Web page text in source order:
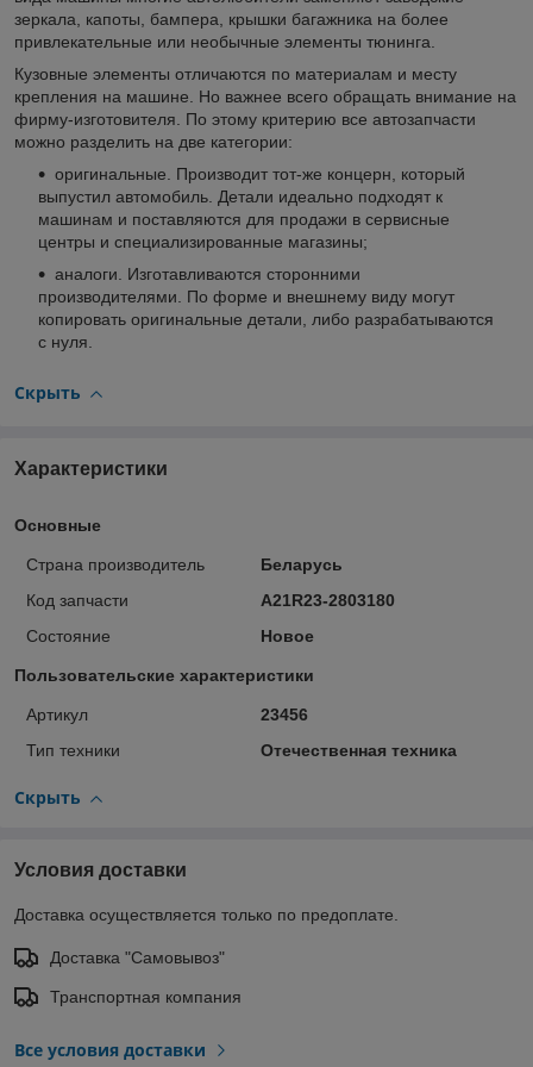
зеркала, капоты, бампера, крышки багажника на более
привлекательные или необычные элементы тюнинга.
Кузовные элементы отличаются по материалам и месту
крепления на машине. Но важнее всего обращать внимание на
фирму-изготовителя. По этому критерию все автозапчасти
можно разделить на две категории:
оригинальные. Производит тот-же концерн, который
выпустил автомобиль. Детали идеально подходят к
машинам и поставляются для продажи в сервисные
центры и специализированные магазины;
аналоги. Изготавливаются сторонними
производителями. По форме и внешнему виду могут
копировать оригинальные детали, либо разрабатываются
с нуля.
Скрыть
Характеристики
Основные
Страна производитель
Беларусь
Код запчасти
А21R23-2803180
Состояние
Новое
Пользовательские характеристики
Артикул
23456
Тип техники
Отечественная техника
Скрыть
Условия доставки
Доставка осуществляется только по предоплате.
Доставка "Самовывоз"
Транспортная компания
Все условия доставки